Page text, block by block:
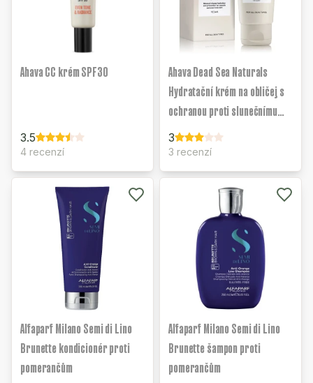
Ahava CC krém SPF30
3.5
4 recenzí
Ahava Dead Sea Naturals
Hydratační krém na obličej s
ochranou proti slunečnímu
záření SPF20
3
3 recenzí
Alfaparf Milano Semi di Lino
Brunette kondicionér proti
pomerančům
Alfaparf Milano Semi di Lino
Brunette šampon proti
pomerančům